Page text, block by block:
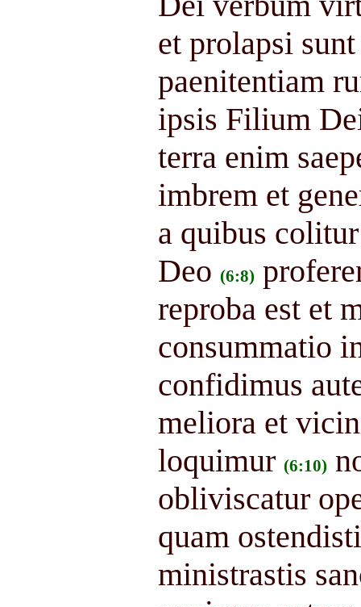
et prolapsi
paenitentiam
ipsis Filium
terra enim
imbrem et
a quibus
Deo (6:8)
reproba est et
consummatio
confidimus
meliora et
loquimur (6:10)
obliviscatur
quam
ministrastis